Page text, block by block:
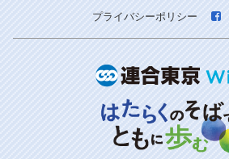
プライバシーポリシー